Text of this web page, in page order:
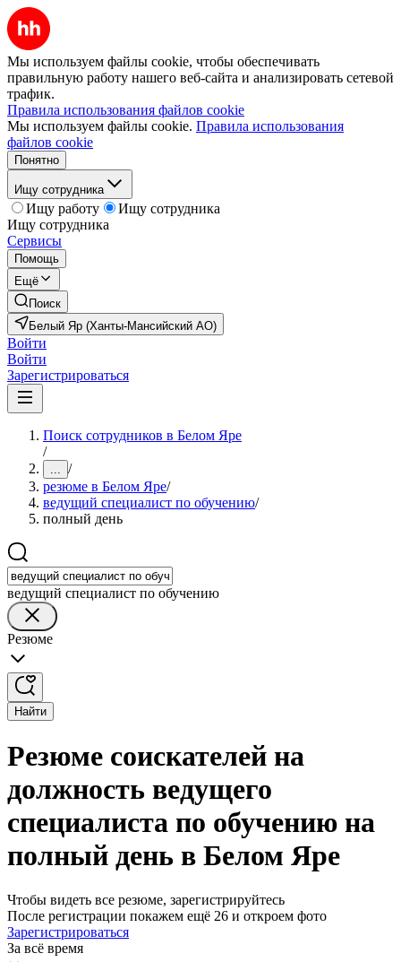
Мы используем файлы cookie, чтобы обеспечивать
правильную работу нашего веб-сайта и анализировать сетевой
трафик.
Правила использования файлов cookie
Мы используем файлы cookie. Правила использования
файлов cookie
Понятно
Ищу сотрудника
Ищу работу
Ищу сотрудника
Ищу сотрудника
Сервисы
Помощь
Ещё
Поиск
Белый Яр (Ханты-Мансийский АО)
Войти
Войти
Зарегистрироваться
Поиск сотрудников в Белом Яре
/
... /
резюме в Белом Яре/
ведущий специалист по обучению/
полный день
ведущий специалист по обучению
Резюме
Найти
Резюме соискателей на
должность ведущего
специалиста по обучению на
полный день в Белом Яре
Чтобы видеть все резюме, зарегистрируйтесь
После регистрации покажем ещё 26 и откроем фото
Зарегистрироваться
За всё время